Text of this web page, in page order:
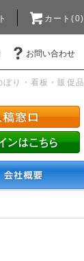
カート(0)
お問い合わせ
り・看板・販促品